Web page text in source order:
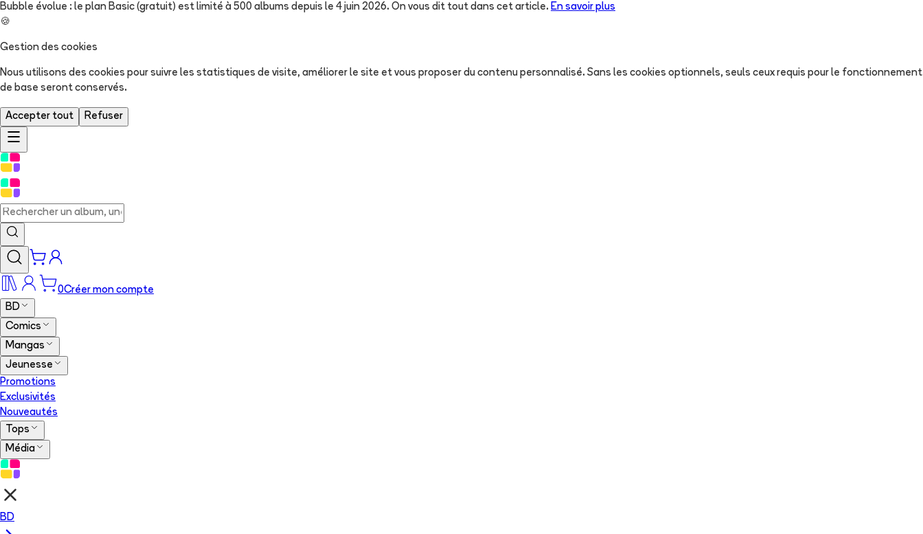
Bubble évolue : le plan Basic (gratuit) est limité à 500 albums depuis le 4 juin 2026. On vous dit tout dans cet article. En savoir plus
🍪
Gestion des cookies
Nous utilisons des cookies pour suivre les statistiques de visite, améliorer le site et vous proposer du contenu personnalisé. Sans les cookies optionnels, seuls ceux requis pour le fonctionnement
de base seront conservés.
Accepter tout Refuser
0Créer mon compte
BD
Comics
Mangas
Jeunesse
Promotions
Exclusivités
Nouveautés
Tops
Média
BD